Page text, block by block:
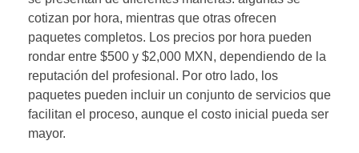
cotizan por hora, mientras que otras ofrecen
paquetes completos. Los precios por hora pueden
rondar entre $500 y $2,000 MXN, dependiendo de la
reputación del profesional. Por otro lado, los
paquetes pueden incluir un conjunto de servicios que
facilitan el proceso, aunque el costo inicial pueda ser
mayor.